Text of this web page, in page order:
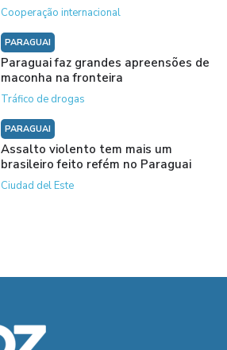
Cooperação internacional
PARAGUAI
Paraguai faz grandes apreensões de
maconha na fronteira
Tráfico de drogas
PARAGUAI
Assalto violento tem mais um
brasileiro feito refém no Paraguai
Ciudad del Este